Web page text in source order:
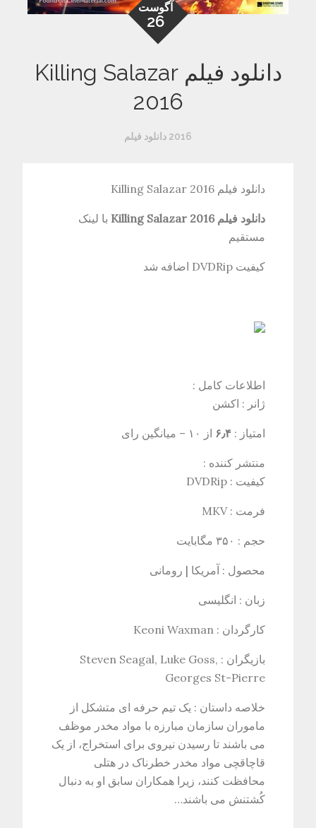
آگوست
26
دانلود فیلم Killing Salazar
2016
2016 دانلود فیلم
دانلود فیلم Killing Salazar 2016
دانلود فیلم Killing Salazar 2016
با لینک
مستقیم
کیفیت DVDRip اضافه شد
اطلاعات کامل :
ژانر : اکشن
امتياز :۶٫۴ از ۱۰ – میانگین رای
منتشر کننده :
کیفیت : DVDRip
فرمت : MKV
حجم : ۳۵۰ مگابایت
محصول : آمریکا | رومانی
زبان : انگلیسی
کارگردان : Keoni Waxman
بازيگران : Steven Seagal, Luke Goss,
Georges St-Pierre
خلاصه داستان : یک تیم حرفه ای متشکل از
ماموران سازمان مبارزه با مواد مخدر موظف
می باشند تا رسیدن نیروی برای استخراج، از یک
قاچاقچی مواد مخدر خطرناک در هتلی
محافظت کنند، زیرا همکاران سابق او به دنبال
کُشتنش می باشند…